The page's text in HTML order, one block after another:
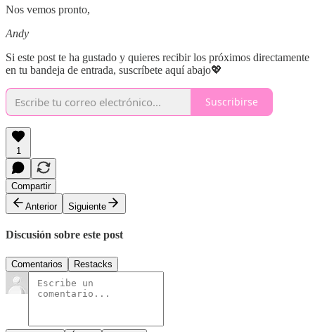
Nos vemos pronto,
Andy
Si este post te ha gustado y quieres recibir los próximos directamente
en tu bandeja de entrada, suscríbete aquí abajo💖
Suscribirse
1
Compartir
Anterior
Siguiente
Discusión sobre este post
Comentarios Restacks